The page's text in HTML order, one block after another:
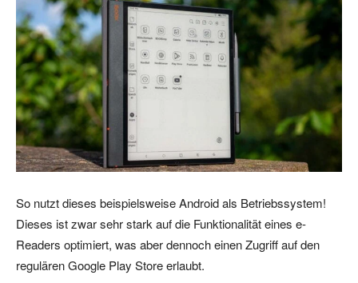
So nutzt dieses beispielsweise Android als Betriebssystem!
Dieses ist zwar sehr stark auf die Funktionalität eines e-
Readers optimiert, was aber dennoch einen Zugriff auf den
regulären Google Play Store erlaubt.